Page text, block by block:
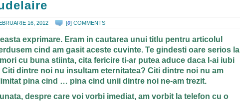
16, 2012 [0] COMMENTS
exprimare. Eram in cautarea unui titlu pentru articolul
cind am gasit aceste cuvinte. Te gindesti oare serios la
cu buna stiinta, cita fericire ti-ar putea aduce daca l-ai iubi
dintre noi nu insultam eternitatea? Citi dintre noi nu am
pina cind … pina cind unii dintre noi ne-am trezit.
despre care voi vorbi imediat, am vorbit la telefon cu o